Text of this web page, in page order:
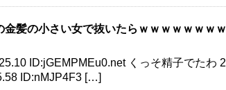
金髪の小さい女で抜いたらｗｗｗｗｗｗｗｗ
ID:jGEMPMEu0.net くっそ精子でたわ 2
ID:nMJP4F3 […]